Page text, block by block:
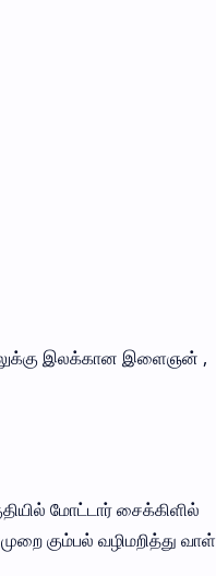
இலக்கான இளைஞன் ,
மோட்டார் சைக்கிளில்
கும்பல் வழிமறித்து வாள்